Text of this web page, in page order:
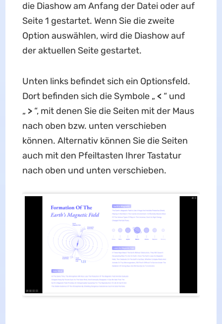
die Diashow am Anfang der Datei oder auf
Seite 1 gestartet. Wenn Sie die zweite
Option auswählen, wird die Diashow auf
der aktuellen Seite gestartet.
Unten links befindet sich ein Optionsfeld.
Dort befinden sich die Symbole „ < “ und
„ >“, mit denen Sie die Seiten mit der Maus
nach oben bzw. unten verschieben
können. Alternativ können Sie die Seiten
auch mit den Pfeiltasten Ihrer Tastatur
nach oben und unten verschieben.